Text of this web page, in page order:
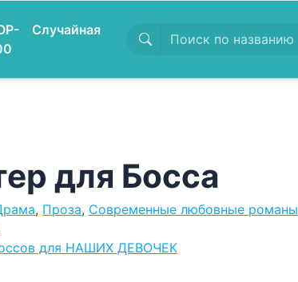
Случайная
для Босса
, Проза, Современные любовные романы
для НАШИХ ДЕВОЧЕК